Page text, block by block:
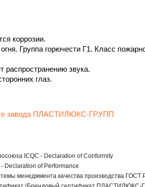
коррозии.
Группа горючести Г1. Класс
распространению звука.
глаз.
завода ПЛАСТИЛЮКС-ГРУПП
ICQC - Declaration of Conformity
Declaration of Performance
менеджмента качества производства